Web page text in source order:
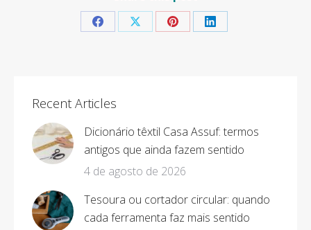
Share Share Share Share
Recent Articles
Dicionário têxtil Casa Assuf: termos
antigos que ainda fazem sentido
4 de agosto de 2026
Tesoura ou cortador circular: quando
cada ferramenta faz mais sentido